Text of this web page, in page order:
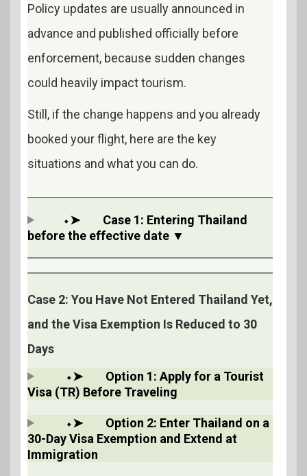
Policy updates are usually announced in
advance and published officially before
enforcement, because sudden changes
could heavily impact tourism.
Still, if the change happens and you already
booked your flight, here are the key
situations and what you can do.
⬩➤
Case 1: Entering Thailand
before the effective date ▼
Case 2: You Have Not Entered Thailand Yet,
and the Visa Exemption Is Reduced to 30
Days
⬩➤
Option 1: Apply for a Tourist
Visa (TR) Before Traveling
⬩➤
Option 2: Enter Thailand on a
30-Day Visa Exemption and Extend at
Immigration